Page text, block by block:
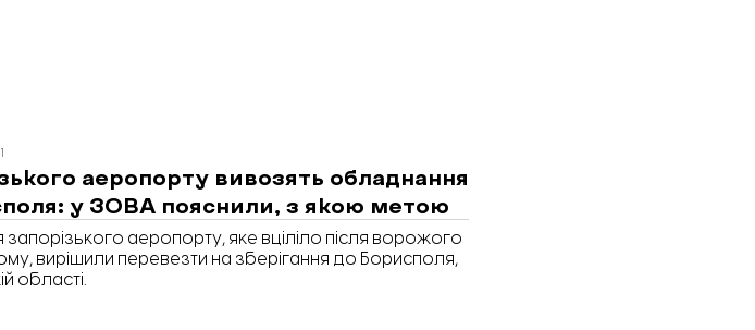
аеропорту вивозять обладнання
у ЗОВА пояснили, з якою метою
аеропорту, яке вціліло після ворожого
вирішили перевезти на зберігання до Борисполя,
області.